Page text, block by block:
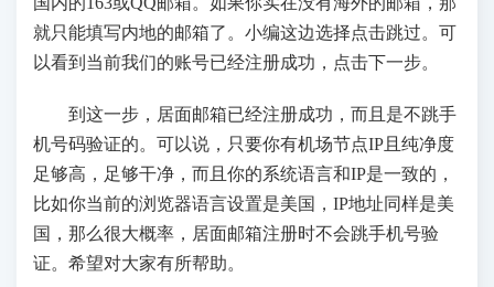
就只能填写内地的邮箱了。小编这边选择点击跳过。可
以看到当前我们的账号已经注册成功，点击下一步。
到这一步，居面邮箱已经注册成功，而且是不跳手
机号码验证的。可以说，只要你有机场节点IP且纯净度
足够高，足够干净，而且你的系统语言和IP是一致的，
比如你当前的浏览器语言设置是美国，IP地址同样是美
国，那么很大概率，居面邮箱注册时不会跳手机号验
证。希望对大家有所帮助。